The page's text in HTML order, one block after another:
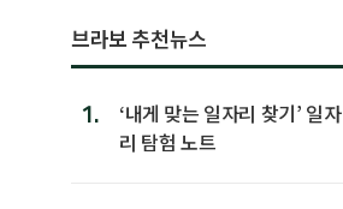
브라보 추천뉴스
1.
‘내게 맞는 일자리 찾기’ 일자
리 탐험 노트